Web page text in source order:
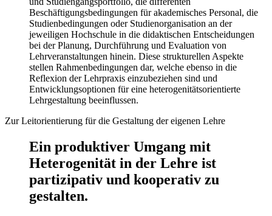
Beschäftigungsbedingungen für akademisches Personal, die
Studienbedingungen oder Studienorganisation an der
jeweiligen Hochschule in die didaktischen Entscheidungen
bei der Planung, Durchführung und Evaluation von
Lehrveranstaltungen hinein. Diese strukturellen Aspekte
stellen Rahmenbedingungen dar, welche ebenso in die
Reflexion der Lehrpraxis einzubeziehen sind und
Entwicklungsoptionen für eine heterogenitätsorientierte
Lehrgestaltung beeinflussen.
Zur Leitorientierung für die Gestaltung der eigenen Lehre
Ein produktiver Umgang mit
Heterogenität in der Lehre ist
partizipativ und kooperativ zu
gestalten.